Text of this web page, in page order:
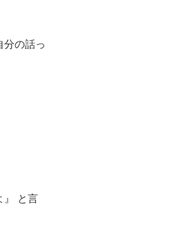
分の話っ
』 と言